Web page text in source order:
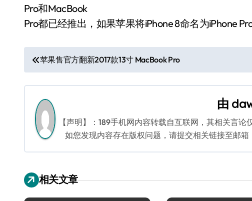
Pro和MacBook
Pro都已经推出，如果苹果将iPhone 8命名为iPhone
文
章
导
航
苹果售官方翻新2017款13寸 MacBook Pro
由
【声明】：189手机网内容转载自互联网，其相关言
如您发现内容存在版权问题，请提交相关链接至邮
相关文章